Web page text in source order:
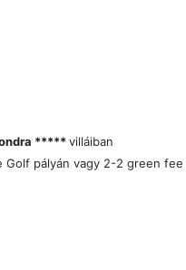
***** villáiban
Golf pályán vagy 2-2 green fee